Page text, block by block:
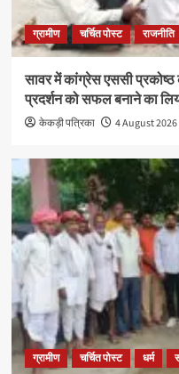
ग्रामीण चर्चित पोस्ट राजनीति
सावर में कांग्रेस एससी
प्रदर्शन को सफल बनाने का
केकड़ी पत्रिका 4 August 2026
ग्रामीण चर्चित पोस्ट धर्म